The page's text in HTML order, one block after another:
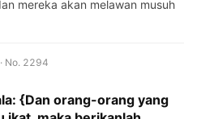
mereka akan melawan musuh
No. 2294
{Dan orang-orang yang